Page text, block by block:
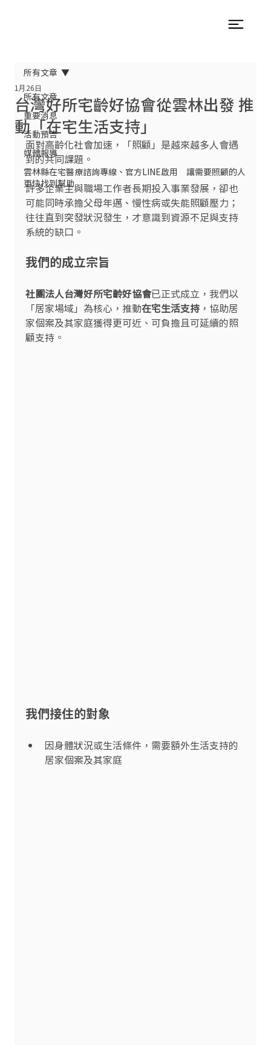
所有文章
重要消息
活動預告
媒體報導
雲林縣在宅醫療諮詢專線、官方LINE啟用 讓需要照顧的人
更快找到幫助
所有文章
台灣好所宅齡好協會從雲林出發 推
動「在宅生活支持」
1月26日
面對高齡化社會加速，「照顧」是越來越多人會遇
到的共同課題。
許多企業主與職場工作者長期投入事業發展，卻也
可能同時承擔父母年邁、慢性病或失能照顧壓力；
往往直到突發狀況發生，才意識到資源不足與支持
系統的缺口。
我們的成立宗旨
社團法人台灣好所宅齡好協會已正式成立，我們以
「居家場域」為核心，推動在宅生活支持，協助居
家個案及其家庭獲得更可近、可負擔且可延續的照
顧支持。
我們接住的對象
因身體狀況或生活條件，需要額外生活支持的
居家個案及其家庭